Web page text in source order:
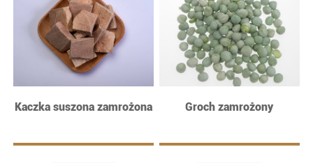
Kaczka suszona zamrożona Groch zamrożony